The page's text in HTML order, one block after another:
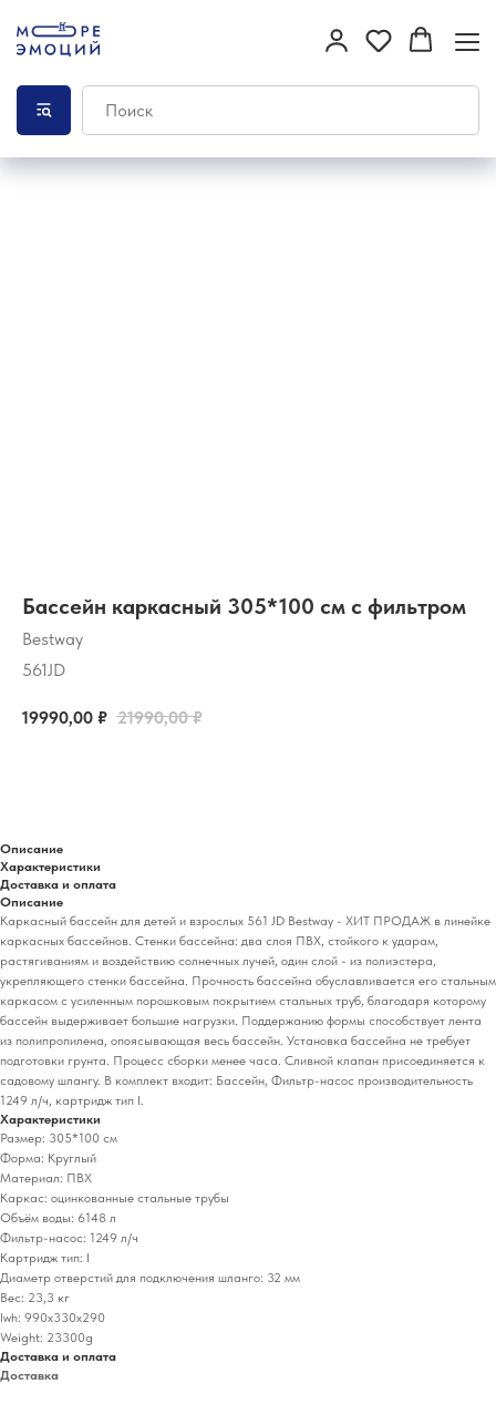
Бассейн каркасный 305*100 см с фильтром
Bestway
561JD
19990,00 ₽ 21990,00 ₽
Описание
Характеристики
Доставка и оплата
Описание
Каркасный бассейн для детей и взрослых 561 JD Bestway - ХИТ ПРОДАЖ в линейке
каркасных бассейнов. Стенки бассейна: два слоя ПВХ, стойкого к ударам,
растягиваниям и воздействию солнечных лучей, один слой - из полиэстера,
укрепляющего стенки бассейна. Прочность бассейна обуславливается его стальным
каркасом с усиленным порошковым покрытием стальных труб, благодаря которому
бассейн выдерживает большие нагрузки. Поддержанию формы способствует лента
из полипропилена, опоясывающая весь бассейн. Установка бассейна не требует
подготовки грунта. Процесс сборки менее часа. Сливной клапан присоединяется к
садовому шлангу. В комплект входит: Бассейн, Фильтр-насос производительность
1249 л/ч, картридж тип I.
Характеристики
Размер: 305*100 см
Форма: Круглый
Материал: ПВХ
Каркас: оцинкованные стальные трубы
Объём воды: 6148 л
Фильтр-насос: 1249 л/ч
Картридж тип: I
Диаметр отверстий для подключения шланго: 32 мм
Вес: 23,3 кг
lwh: 990x330x290
Weight: 23300g
Доставка и оплата
Доставка